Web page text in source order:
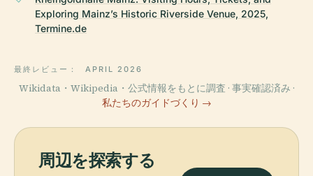
Exploring Mainz’s Historic Riverside Venue, 2025,
Termine.de
最終レビュー： APRIL 2026
Wikidata・Wikipedia・公式情報をもとに調査 · 事実確認済み ·
私たちのガイドづくり →
周辺を探索する